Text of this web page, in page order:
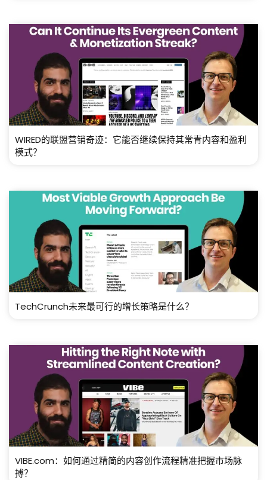
WIRED的联盟营销奇迹：它能否继续保持其常青内容和盈利
模式？
TechCrunch未来最可行的增长策略是什么？
VIBE.com：如何通过精简的内容创作流程精准把握市场脉
搏？